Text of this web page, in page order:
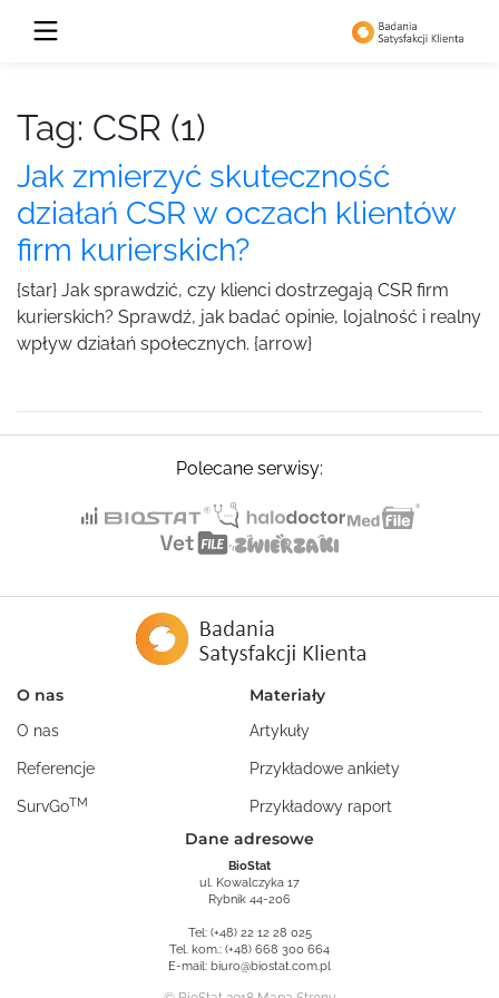
Tag: CSR (1)
Jak zmierzyć skuteczność
działań CSR w oczach klientów
firm kurierskich?
{star} Jak sprawdzić, czy klienci dostrzegają CSR firm
kurierskich? Sprawdź, jak badać opinie, lojalność i realny
wpływ działań społecznych. {arrow}
Polecane serwisy:
O nas
O nas
Referencje
SurvGoTM
Materiały
Artykuły
Przykładowe ankiety
Przykładowy raport
Dane adresowe
BioStat
ul. Kowalczyka 17
Rybnik 44-206
Tel: (+48) 22 12 28 025
Tel. kom.: (+48) 668 300 664
E-mail: biuro@biostat.com.pl